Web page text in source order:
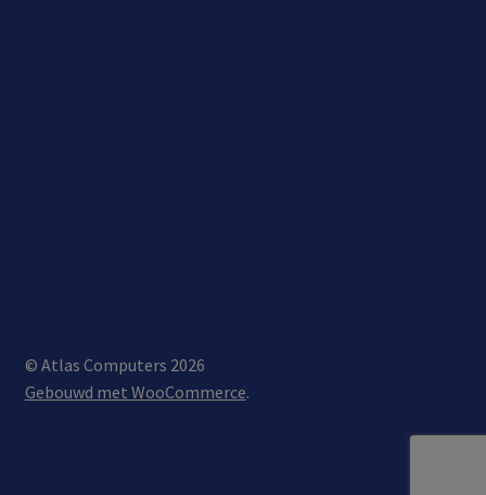
© Atlas Computers 2026
Gebouwd met WooCommerce.